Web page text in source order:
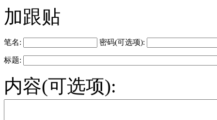
加跟贴
笔名: 密码(可选项):
标题:
内容(可选项):